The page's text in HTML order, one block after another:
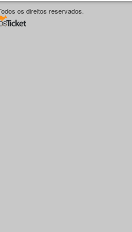
os direitos reservados.